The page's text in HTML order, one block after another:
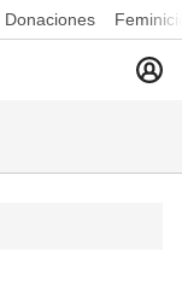
Donaciones